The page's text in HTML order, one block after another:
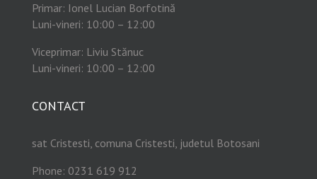
Primar: Ionel Lucian Borfotină
Luni-vineri: 10:00 – 12:00
Viceprimar: Liviu Stănuc
Luni-vineri: 10:00 – 12:00
CONTACT
sat Cristesti, comuna Cristesti, judetul Botosani
Phone: 0231 619 912